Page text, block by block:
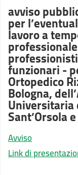
avviso
per
lavoro a
funzionari -
Ortopedico
Bologna,
Universitaria
Sant’Orsola
Avviso
Link di